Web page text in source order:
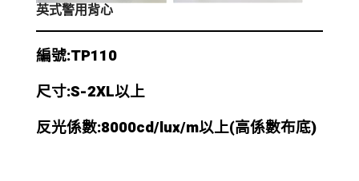
英式警用背心
編號:TP110
尺寸:S-2XL以上
反光係數:8000cd/lux/m以上(高係數布底)